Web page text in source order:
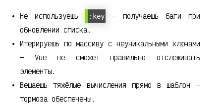
Не используешь :key
— получаешь баги при
обновлении списка.
Итерируешь по массиву с неуникальными ключами
— Vue не сможет правильно отслеживать
элементы.
Вешаешь тяжёлые вычисления прямо в шаблон —
тормоза обеспечены.